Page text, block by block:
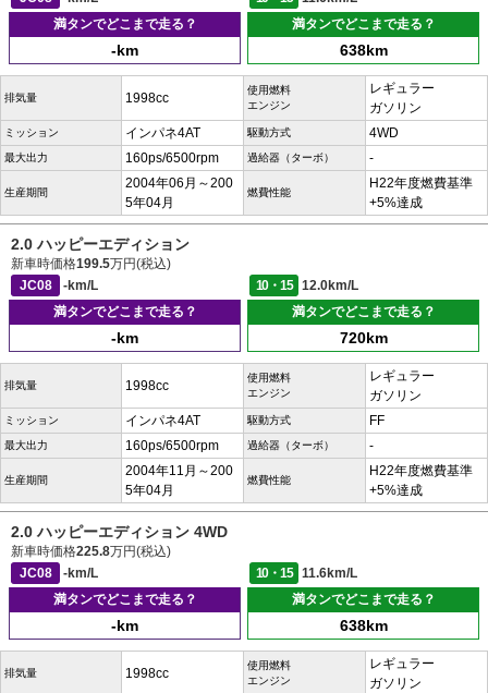
満タンでどこまで走る？
-km
満タンでどこまで走る？
638km
排気量 1998cc
使用燃料
エンジン
レギュラー
ガソリン
ミッション インパネ4AT 駆動方式 4WD
最大出力 160ps/6500rpm 過給器（ターボ） -
生産期間
2004年06月～200
5年04月
燃費性能
H22年度燃費基準
+5%達成
2.0 ハッピーエディション
新車時価格199.5万円(税込)
JC08
-km/L 10・15
12.0km/L
満タンでどこまで走る？
-km
満タンでどこまで走る？
720km
排気量 1998cc
使用燃料
エンジン
レギュラー
ガソリン
ミッション インパネ4AT 駆動方式 FF
最大出力 160ps/6500rpm 過給器（ターボ） -
生産期間
2004年11月～200
5年04月
燃費性能
H22年度燃費基準
+5%達成
2.0 ハッピーエディション 4WD
新車時価格225.8万円(税込)
JC08
-km/L 10・15
11.6km/L
満タンでどこまで走る？
-km
満タンでどこまで走る？
638km
排気量 1998cc
使用燃料
エンジン
レギュラー
ガソリン